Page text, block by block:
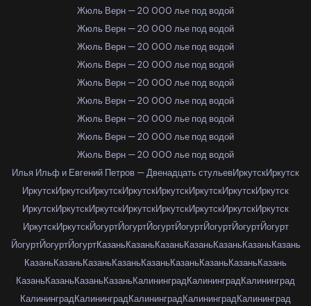
Жюль Верн — 20 000 лье под водой
Жюль Верн — 20 000 лье под водой
Жюль Верн — 20 000 лье под водой
Жюль Верн — 20 000 лье под водой
Жюль Верн — 20 000 лье под водой
Жюль Верн — 20 000 лье под водой
Жюль Верн — 20 000 лье под водой
Жюль Верн — 20 000 лье под водой
Жюль Верн — 20 000 лье под водой
Илья Ильф и Евгений Петров — Двенадцать стульевИркутскИркутск
ИркутскИркутскИркутскИркутскИркутскИркутскИркутскИркутск
ИркутскИркутскИркутскИркутскИркутскИркутскИркутскИркутск
ИркутскИркутскЙогуртЙогуртЙогуртЙогуртЙогуртЙогуртЙогурт
ЙогуртЙогуртЙогуртКазаньКазаньКазаньКазаньКазаньКазаньКазань
КазаньКазаньКазаньКазаньКазаньКазаньКазаньКазаньКазань
КазаньКазаньКазаньКазаньКалининградКалининградКалининград
КалининградКалининградКалининградКалининградКалининград